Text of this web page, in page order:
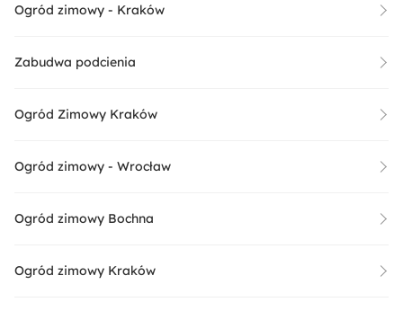
Ogród zimowy - Kraków
Zabudwa podcienia
Ogród Zimowy Kraków
Ogród zimowy - Wrocław
Ogród zimowy Bochna
Ogród zimowy Kraków